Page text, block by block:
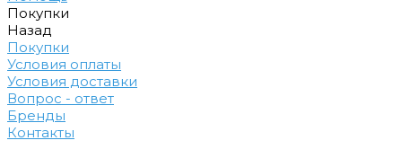
Покупки
Назад
Покупки
Условия оплаты
Условия доставки
Вопрос - ответ
Бренды
Контакты